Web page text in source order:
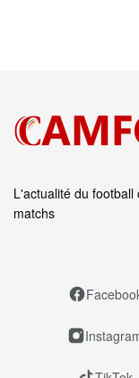
L'actualité du
matchs